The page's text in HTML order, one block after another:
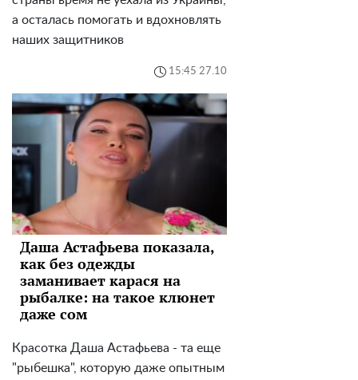
а осталась помогать и вдохновлять
наших защитников
15:45 27.10
Даша Астафьева показала,
как без одежды
заманивает карася на
рыбалке: на такое клюнет
даже сом
Красотка Даша Астафьева - та еще
"рыбешка", которую даже опытным